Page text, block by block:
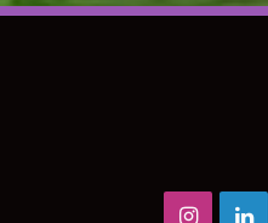
لينكدإنانستقرام